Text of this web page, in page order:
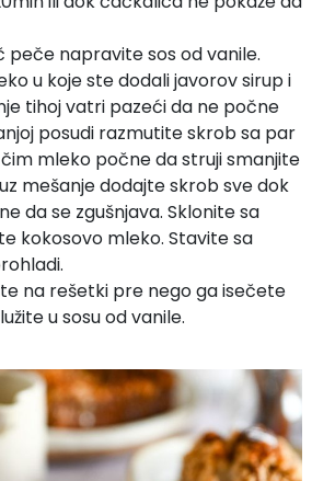
peče napravite sos od vanile.
u koje ste dodali javorov sirup i
tihoj vatri pazeći da ne počne
posudi razmutite skrob sa par
mleko počne da struji smanjite
mešanje dodajte skrob sve dok
da se zgušnjava. Sklonite sa
kokosovo mleko. Stavite sa
na rešetki pre nego ga isečete
u sosu od vanile.